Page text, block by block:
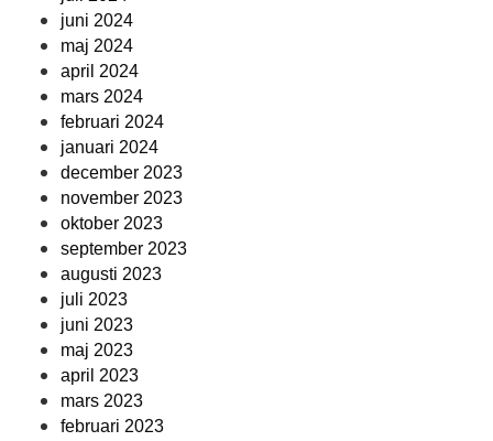
juni 2024
maj 2024
april 2024
mars 2024
februari 2024
januari 2024
december 2023
november 2023
oktober 2023
september 2023
augusti 2023
juli 2023
juni 2023
maj 2023
april 2023
mars 2023
februari 2023